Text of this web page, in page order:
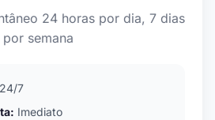
24 horas por dia, 7 dias
por semana
24/7
Imediato